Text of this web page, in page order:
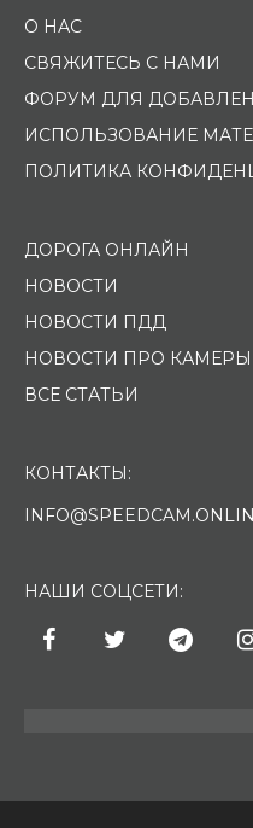
О НАС
СВЯЖИТЕСЬ С НАМИ
ФОРУМ ДЛЯ
ИСПОЛЬЗОВАНИЕ
ПОЛИТИКА
ДОРОГА ОНЛАЙН
НОВОСТИ
НОВОСТИ ПДД
НОВОСТИ ПРО
ВСЕ СТАТЬИ
КОНТАКТЫ:
НАШИ СОЦСЕТИ: